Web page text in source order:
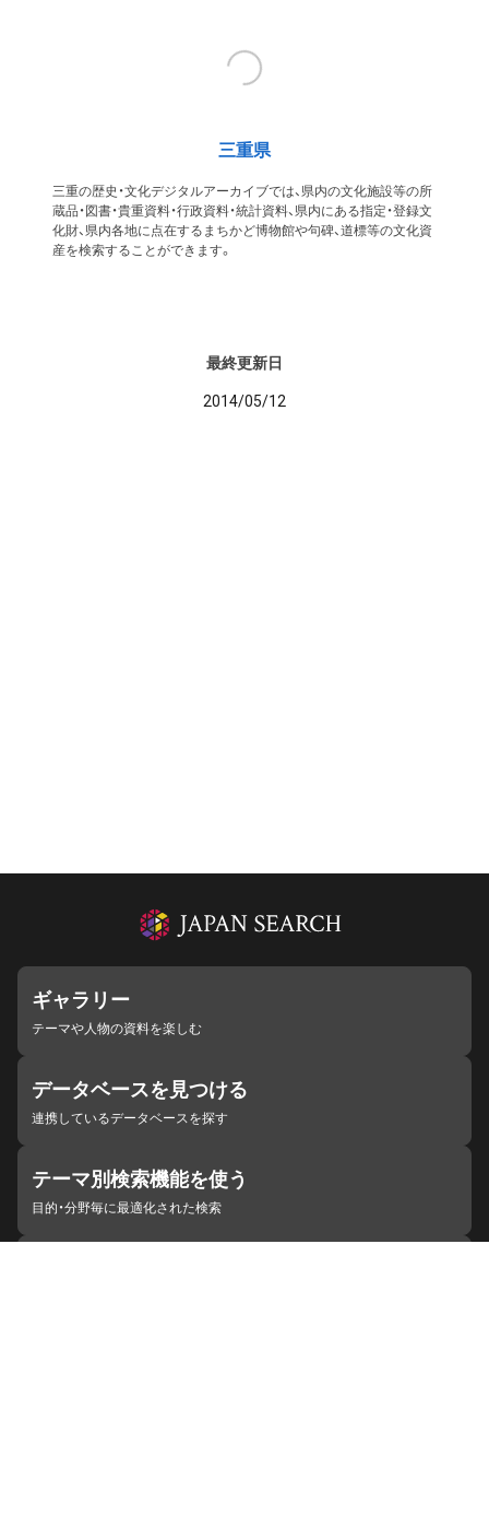
三重県
三重の歴史・文化デジタルアーカイブでは、県内の文化施設等の所
蔵品・図書・貴重資料・行政資料・統計資料、県内にある指定・登録文
化財、県内各地に点在するまちかど博物館や句碑、道標等の文化資
産を検索することができます。
最終更新日
2014/05/12
ギャラリー
テーマや人物の資料を楽しむ
データベースを見つける
連携しているデータベースを探す
テーマ別検索機能を使う
目的・分野毎に最適化された検索